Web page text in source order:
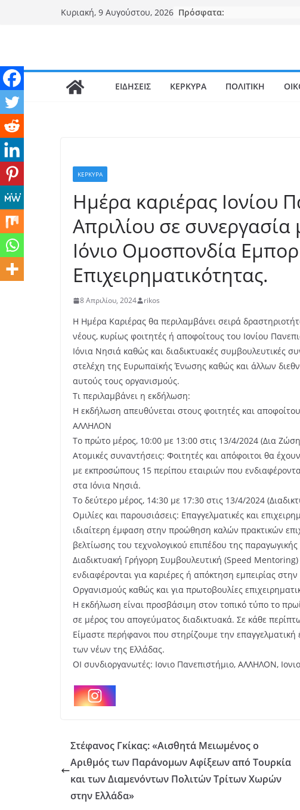
Κυριακή, 9 Αυγούστου, 2026 Πρόσφατα:
ΕΙΔΗΣΕΙΣ ΚΕΡΚΥΡΑ ΠΟΛΙΤΙΚΗ
ΚΕΡΚΥΡΑ
Ημέρα καριέρας Ιονίου
Απριλίου σε
Ιόνιο Ομοσπονδία
Επιχειρηματικότητας.
8 Απριλίου, 2024 rikos
Η Ημέρα Καριέρας θα περιλαμβάνει σειρά
νέους, κυρίως φοιτητές ή αποφοίτους του Ιονίου
Ιόνια Νησιά καθώς και διαδικτυακές συμβουλευτικές
στελέχη της Ευρωπαϊκής Ένωσης καθώς και άλλων
αυτούς τους οργανισμούς.
Τι περιλαμβάνει η εκδήλωση:
Η εκδήλωση απευθύνεται στους φοιτητές και
ΑΛΛΗΛΟΝ
Το πρώτο μέρος, 10:00 με 13:00 στις 13/4/2024 (Δια
Ατομικές συναντήσεις: Φοιτητές και απόφοιτοι θα
με εκπροσώπους 15 περίπου εταιριών που
στα Ιόνια Νησιά.
Το δεύτερο μέρος, 14:30 με 17:30 στις 13/4/2024
Ομιλίες και παρουσιάσεις: Επαγγελματικές και
ιδιαίτερη έμφαση στην προώθηση καλών πρακτικών
βελτίωσης του τεχνολογικού επιπέδου της
Διαδικτυακή Γρήγορη Συμβουλευτική (Speed
ενδιαφέρονται για καριέρες ή απόκτηση εμπειρίας
Οργανισμούς καθώς και για πρωτοβουλίες
Η εκδήλωση είναι προσβάσιμη στον τοπικό τύπο το
σε μέρος του απογεύματος διαδικτυακά. Σε κάθε
Είμαστε περήφανοι που στηρίζουμε την
των νέων της Ελλάδας.
ΟΙ συνδιοργανωτές: Ιονιο Πανεπιστήμιο, ΑΛΛΗΛΟΝ,
Στέφανος Γκίκας: «Αισθητά Μειωμένος ο
Αριθμός των Παράνομων Αφίξεων από Τουρκία
και των Διαμενόντων Πολιτών Τρίτων Χωρών
στην Ελλάδα»